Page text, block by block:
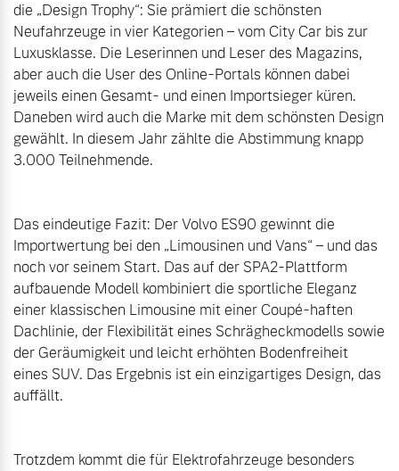
die „Design Trophy“: Sie prämiert die schönsten
Neufahrzeuge in vier Kategorien – vom City Car bis zur
Luxusklasse. Die Leserinnen und Leser des Magazins,
aber auch die User des Online-Portals können dabei
jeweils einen Gesamt- und einen Importsieger küren.
Daneben wird auch die Marke mit dem schönsten Design
gewählt. In diesem Jahr zählte die Abstimmung knapp
3.000 Teilnehmende.
Das eindeutige Fazit: Der Volvo ES90 gewinnt die
Importwertung bei den „Limousinen und Vans“ – und das
noch vor seinem Start. Das auf der SPA2-Plattform
aufbauende Modell kombiniert die sportliche Eleganz
einer klassischen Limousine mit einer Coupé-haften
Dachlinie, der Flexibilität eines Schrägheckmodells sowie
der Geräumigkeit und leicht erhöhten Bodenfreiheit
eines SUV. Das Ergebnis ist ein einzigartiges Design, das
auffällt.
Trotzdem kommt die für Elektrofahrzeuge besonders